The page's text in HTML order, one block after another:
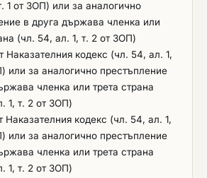
установяване на
и умения. В тези случаи
не се приемат като самостоятелно
освен ако не са
обективни и проверими данни за
като: учебна програма,
използвани обучителни
или организатор на
и съдържание на курса.
си запазва правото да извършва
съответствието с
критерий за подбор чрез
част IV „Критерии за подбор“,
от независими органи,
стандарти за осигуряване на
в приложимото поле на ЕЕДОП. В
следва да посочат
сертификата (номер на
срок на валидност, сертифициращ
на сертификация), орган или
Документи за
1 от ЗОП) или за аналогично
в друга държава членка или
(чл. 54, ал. 1, т. 2 от ЗОП)
Наказателния кодекс (чл. 54, ал. 1,
или за аналогично престъпление
членка или трета страна
1, т. 2 от ЗОП)
Наказателния кодекс (чл. 54, ал. 1,
или за аналогично престъпление
членка или трета страна
1, т. 2 от ЗОП)